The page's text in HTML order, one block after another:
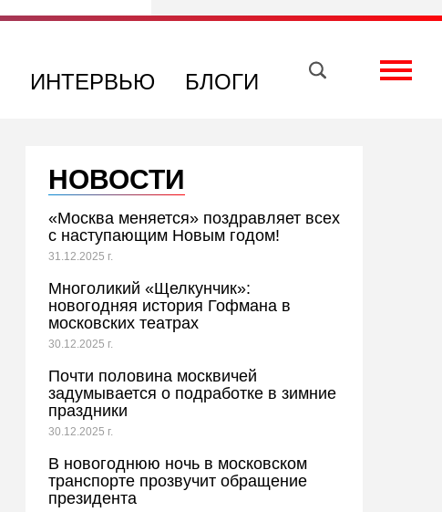
ИНТЕРВЬЮ БЛОГИ
ВконтактеТелеграм
НОВОСТИ
«Москва меняется» поздравляет всех
с наступающим Новым годом!
31.12.2025 г.
Многоликий «Щелкунчик»:
новогодняя история Гофмана в
московских театрах
30.12.2025 г.
Почти половина москвичей
задумывается о подработке в зимние
праздники
30.12.2025 г.
В новогоднюю ночь в московском
транспорте прозвучит обращение
президента